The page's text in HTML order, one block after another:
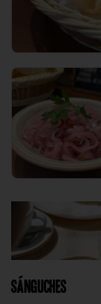
Sánguches